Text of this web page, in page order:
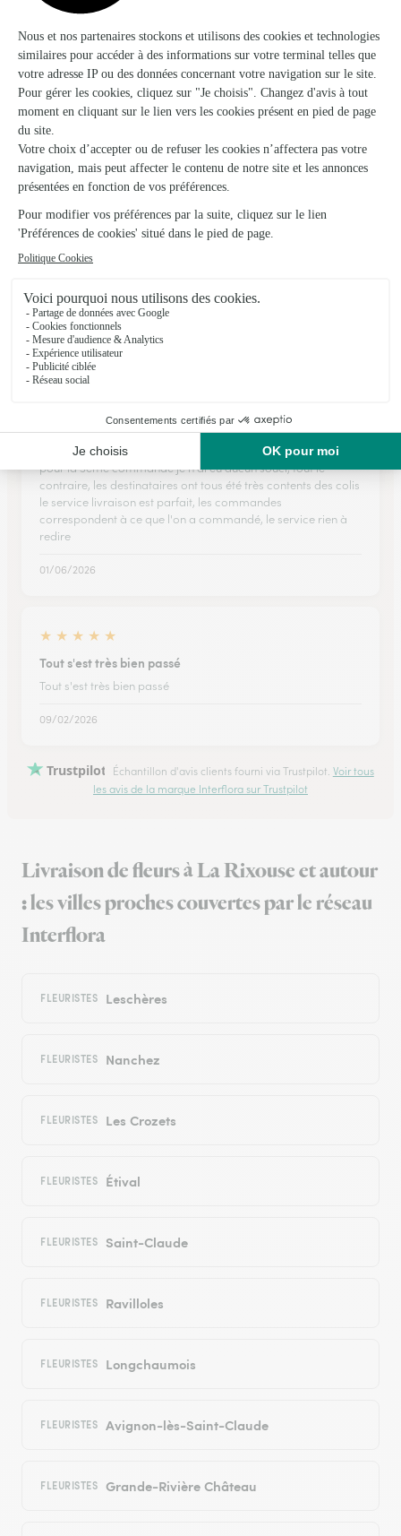
★ ★ ★ ★ ★
Prestation impeccable
Prestation impeccable
26/05/2026
★ ★ ★ ★ ★
Parfait = livraison à l'heure
message et très beau bouquet 💐
10/04/2026
MEME POUR LA 3éME COMMANDE TOUT EST
IMPECABLE
pour la 3éme commande je n'ai eu aucun souci, tout le
contraire, les destinataires ont tous été très contents des colis
le service livraison est parfait, les commandes
correspondent à ce que l'on a commandé, le service rien à
redire
01/06/2026
★ ★ ★ ★ ★
Tout s'est très bien passé
Tout s'est très bien passé
09/02/2026
Trustpilot Échantillon d'avis clients fourni via Trustpilot. Voir tous
les avis de la marque Interflora sur Trustpilot
Livraison de fleurs à La Rixouse et autour
: les villes proches couvertes par le réseau
Interflora
FLEURISTES Leschères
FLEURISTES Nanchez
FLEURISTES Les Crozets
FLEURISTES Étival
FLEURISTES Saint-Claude
FLEURISTES Ravilloles
FLEURISTES Longchaumois
FLEURISTES Avignon-lès-Saint-Claude
FLEURISTES Grande-Rivière Château